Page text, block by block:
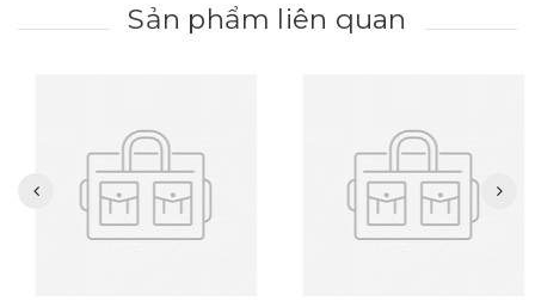
Sản phẩm liên quan